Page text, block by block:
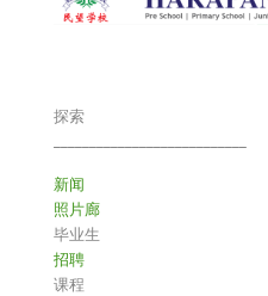
探索
新闻
照片廊
毕业生
招聘
课程